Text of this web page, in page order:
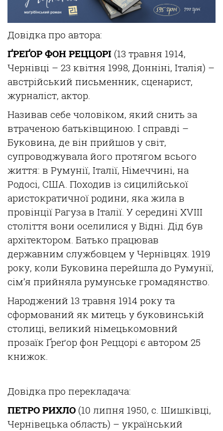
Довідка про автора:
ҐРЕҐОР ФОН РЕЦЦОРІ (13 травня 1914,
Чернівці – 23 квітня 1998, Донніні, Італія) –
австрійський письменник, сценарист,
журналіст, актор.
Називав себе чоловіком, який снить за
втраченою батьківщиною. І справді –
Буковина, де він прийшов у світ,
супроводжувала його протягом всього
життя: в Румунії, Італії, Німеччині, на
Родосі, США. Походив із сицилійської
аристократичної родини, яка жила в
провінції Рагуза в Італії. У середині XVIII
століття вони оселилися у Відні. Дід був
архітектором. Батько працював
державним службовцем у Чернівцях. 1919
року, коли Буковина перейшла до Румунії,
сім’я прийняла румунське громадянство.
Народжений 13 травня 1914 року та
сформований як митець у буковинській
столиці, великий німецькомовний
прозаїк Ґреґор фон Реццорі є автором 25
книжок.
Довідка про перекладача:
ПЕТРО РИХЛО (10 липня 1950, с. Шишківці,
Чернівецька область) – український